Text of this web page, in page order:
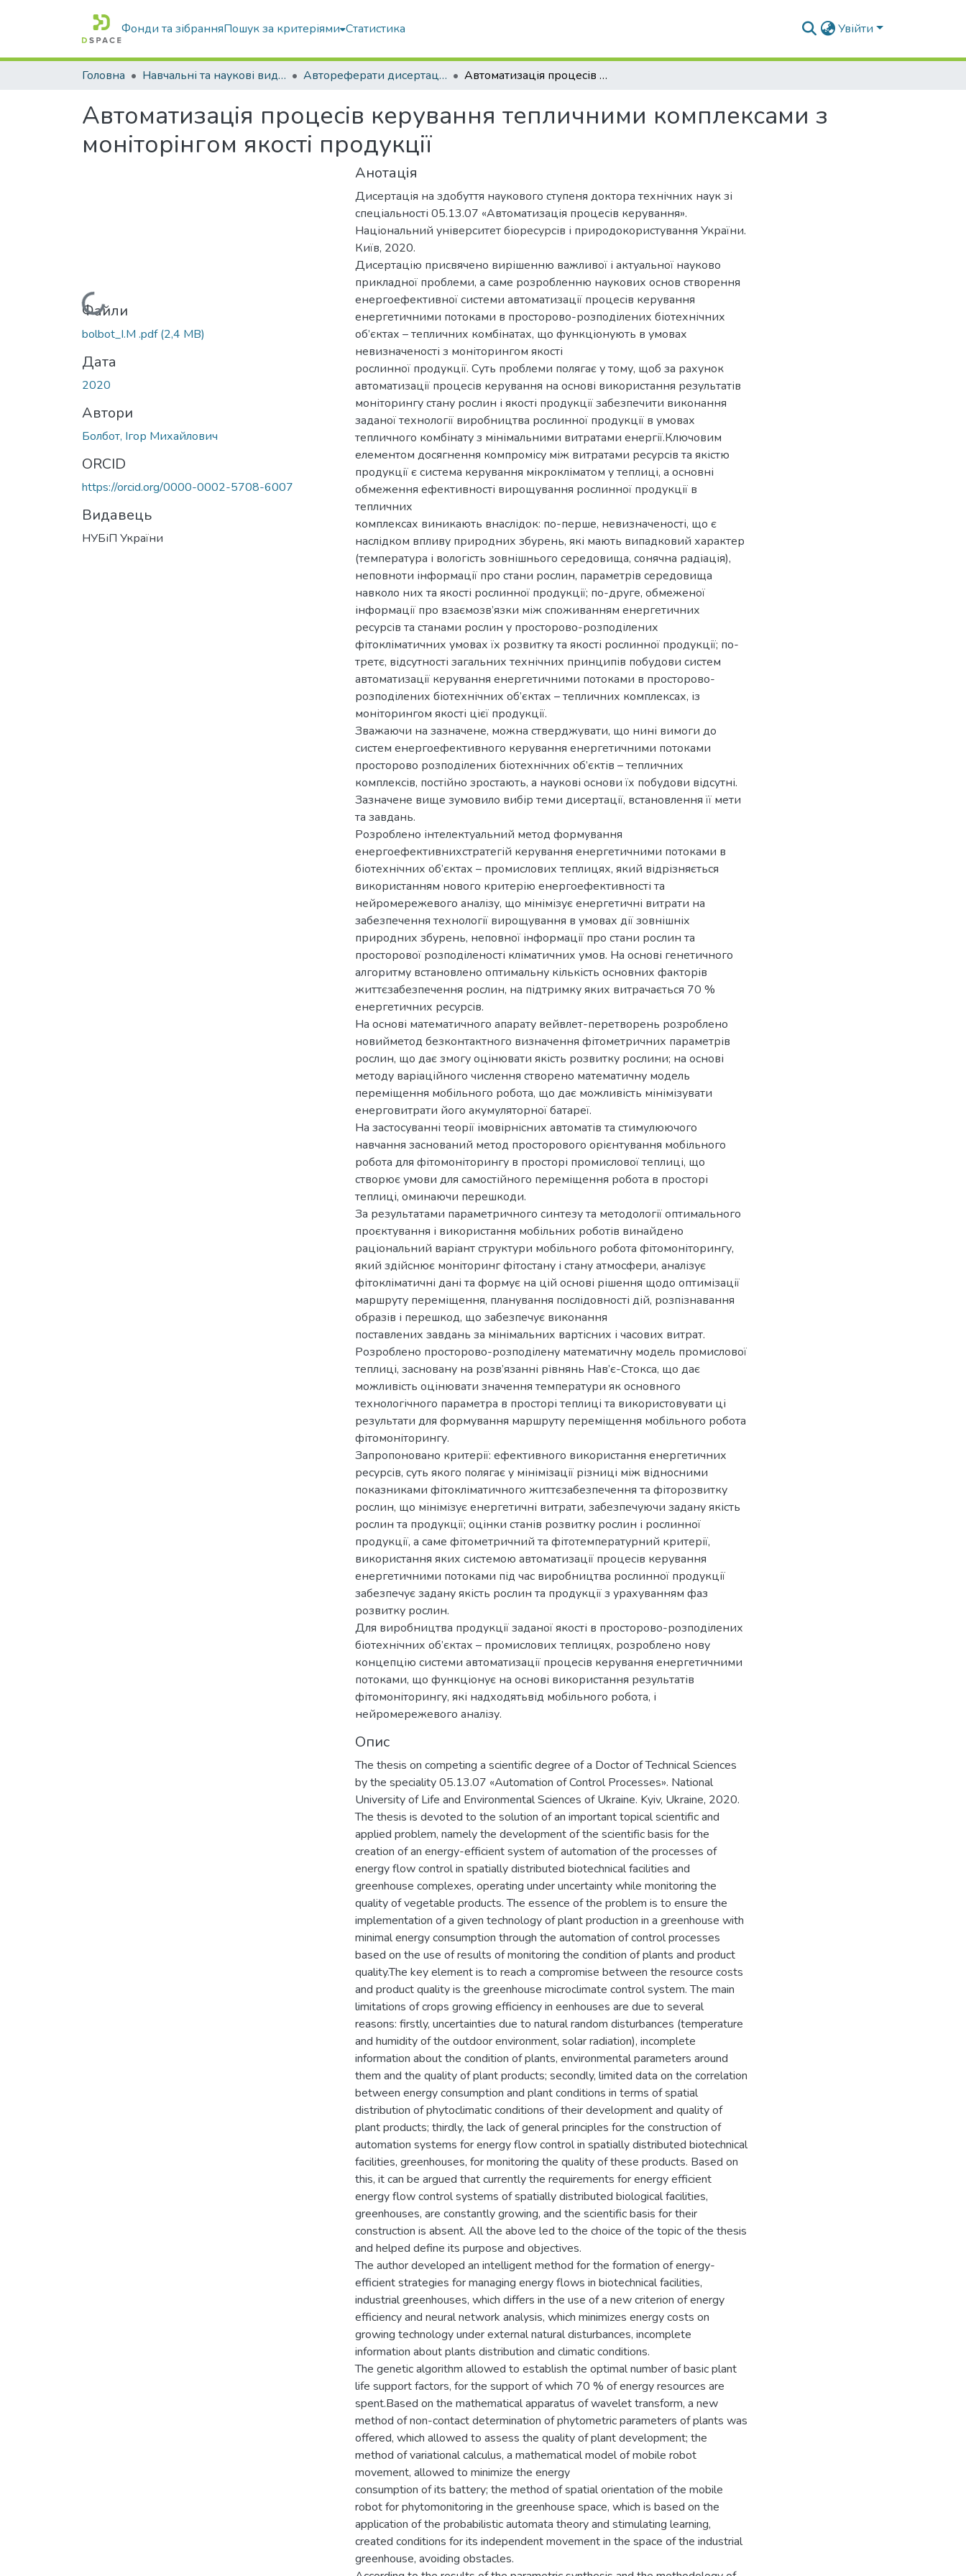
Фонди та зібранняПошук за критеріями Статистика Увійти
Головна Навчальні та наукові видання Автореферати дисертацій та дисертації Автоматизація процесів керування тепличними комплексами з моніторінгом якості продукції
Автоматизація процесів керування тепличними комплексами з
моніторінгом якості продукції
Вантажиться...
Файли
bolbot_I.M .pdf(2,4 MB)
Дата
2020
Автори
Болбот, Ігор Михайлович
ORCID
https://orcid.org/0000-0002-5708-6007
Видавець
НУБіП України
Анотація
Дисертація на здобуття наукового ступеня доктора технічних наук зі
спеціальності 05.13.07 «Автоматизація процесів керування».
Національний університет біоресурсів і природокористування України.
Київ, 2020.
Дисертацію присвячено вирішенню важливої і актуальної науково
прикладної проблеми, а саме розробленню наукових основ створення
енергоефективної системи автоматизації процесів керування
енергетичними потоками в просторово-розподілених біотехнічних
об’єктах – тепличних комбінатах, що функціонують в умовах
невизначеності з моніторингом якості
рослинної продукції. Суть проблеми полягає у тому, щоб за рахунок
автоматизації процесів керування на основі використання результатів
моніторингу стану рослин і якості продукції забезпечити виконання
заданої технології виробництва рослинної продукції в умовах
тепличного комбінату з мінімальними витратами енергії.Ключовим
елементом досягнення компромісу між витратами ресурсів та якістю
продукції є система керування мікрокліматом у теплиці, а основні
обмеження ефективності вирощування рослинної продукції в
тепличних
комплексах виникають внаслідок: по-перше, невизначеності, що є
наслідком впливу природних збурень, які мають випадковий характер
(температура і вологість зовнішнього середовища, сонячна радіація),
неповноти інформації про стани рослин, параметрів середовища
навколо них та якості рослинної продукції; по-друге, обмеженої
інформації про взаємозв’язки між споживанням енергетичних
ресурсів та станами рослин у просторово-розподілених
фітокліматичних умовах їх розвитку та якості рослинної продукції; по-
третє, відсутності загальних технічних принципів побудови систем
автоматизації керування енергетичними потоками в просторово-
розподілених біотехнічних об’єктах – тепличних комплексах, із
моніторингом якості цієї продукції.
Зважаючи на зазначене, можна стверджувати, що нині вимоги до
систем енергоефективного керування енергетичними потоками
просторово розподілених біотехнічних об’єктів – тепличних
комплексів, постійно зростають, а наукові основи їх побудови відсутні.
Зазначене вище зумовило вибір теми дисертації, встановлення її мети
та завдань.
Розроблено інтелектуальний метод формування
енергоефективнихстратегій керування енергетичними потоками в
біотехнічних об’єктах – промислових теплицях, який відрізняється
використанням нового критерію енергоефективності та
нейромережевого аналізу, що мінімізує енергетичні витрати на
забезпечення технології вирощування в умовах дії зовнішніх
природних збурень, неповної інформації про стани рослин та
просторової розподіленості кліматичних умов. На основі генетичного
алгоритму встановлено оптимальну кількість основних факторів
життєзабезпечення рослин, на підтримку яких витрачається 70 %
енергетичних ресурсів.
На основі математичного апарату вейвлет-перетворень розроблено
новийметод безконтактного визначення фітометричних параметрів
рослин, що дає змогу оцінювати якість розвитку рослини; на основі
методу варіаційного числення створено математичну модель
переміщення мобільного робота, що дає можливість мінімізувати
енерговитрати його акумуляторної батареї.
На застосуванні теорії імовірнісних автоматів та стимулюючого
навчання заснований метод просторового орієнтування мобільного
робота для фітомоніторингу в просторі промислової теплиці, що
створює умови для самостійного переміщення робота в просторі
теплиці, оминаючи перешкоди.
За результатами параметричного синтезу та методології оптимального
проєктування і використання мобільних роботів винайдено
раціональний варіант структури мобільного робота фітомоніторингу,
який здійснює моніторинг фітостану і стану атмосфери, аналізує
фітокліматичні дані та формує на цій основі рішення щодо оптимізації
маршруту переміщення, планування послідовності дій, розпізнавання
образів і перешкод, що забезпечує виконання
поставлених завдань за мінімальних вартісних і часових витрат.
Розроблено просторово-розподілену математичну модель промислової
теплиці, засновану на розв’язанні рівнянь Нав’є-Стокса, що дає
можливість оцінювати значення температури як основного
технологічного параметра в просторі теплиці та використовувати ці
результати для формування маршруту переміщення мобільного робота
фітомоніторингу.
Запропоновано критерії: ефективного використання енергетичних
ресурсів, суть якого полягає у мінімізації різниці між відносними
показниками фітокліматичного життєзабезпечення та фіторозвитку
рослин, що мінімізує енергетичні витрати, забезпечуючи задану якість
рослин та продукції; оцінки станів розвитку рослин і рослинної
продукції, а саме фітометричний та фітотемпературний критерії,
використання яких системою автоматизації процесів керування
енергетичними потоками під час виробництва рослинної продукції
забезпечує задану якість рослин та продукції з урахуванням фаз
розвитку рослин.
Для виробництва продукції заданої якості в просторово-розподілених
біотехнічних об’єктах – промислових теплицях, розроблено нову
концепцію системи автоматизації процесів керування енергетичними
потоками, що функціонує на основі використання результатів
фітомоніторингу, які надходятьвід мобільного робота, і
нейромережевого аналізу.
Опис
The thesis on competing a scientific degree of a Doctor of Technical Sciences
by the speciality 05.13.07 «Automation of Control Processes». National
University of Life and Environmental Sciences of Ukraine. Kyiv, Ukraine, 2020.
The thesis is devoted to the solution of an important topical scientific and
applied problem, namely the development of the scientific basis for the
creation of an energy-efficient system of automation of the processes of
energy flow control in spatially distributed biotechnical facilities and
greenhouse complexes, operating under uncertainty while monitoring the
quality of vegetable products. The essence of the problem is to ensure the
implementation of a given technology of plant production in a greenhouse with
minimal energy consumption through the automation of control processes
based on the use of results of monitoring the condition of plants and product
quality.The key element is to reach a compromise between the resource costs
and product quality is the greenhouse microclimate control system. The main
limitations of crops growing efficiency in eenhouses are due to several
reasons: firstly, uncertainties due to natural random disturbances (temperature
and humidity of the outdoor environment, solar radiation), incomplete
information about the condition of plants, environmental parameters around
them and the quality of plant products; secondly, limited data on the correlation
between energy consumption and plant conditions in terms of spatial
distribution of phytoclimatic conditions of their development and quality of
plant products; thirdly, the lack of general principles for the construction of
automation systems for energy flow control in spatially distributed biotechnical
facilities, greenhouses, for monitoring the quality of these products. Based on
this, it can be argued that currently the requirements for energy efficient
energy flow control systems of spatially distributed biological facilities,
greenhouses, are constantly growing, and the scientific basis for their
construction is absent. All the above led to the choice of the topic of the thesis
and helped define its purpose and objectives.
The author developed an intelligent method for the formation of energy-
efficient strategies for managing energy flows in biotechnical facilities,
industrial greenhouses, which differs in the use of a new criterion of energy
efficiency and neural network analysis, which minimizes energy costs on
growing technology under external natural disturbances, incomplete
information about plants distribution and climatic conditions.
The genetic algorithm allowed to establish the optimal number of basic plant
life support factors, for the support of which 70 % of energy resources are
spent.Based on the mathematical apparatus of wavelet transform, a new
method of non-contact determination of phytometric parameters of plants was
offered, which allowed to assess the quality of plant development; the
method of variational calculus, a mathematical model of mobile robot
movement, allowed to minimize the energy
consumption of its battery; the method of spatial orientation of the mobile
robot for phytomonitoring in the greenhouse space, which is based on the
application of the probabilistic automata theory and stimulating learning,
created conditions for its independent movement in the space of the industrial
greenhouse, avoiding obstacles.